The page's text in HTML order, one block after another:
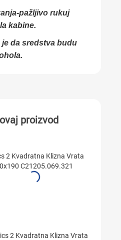
pažljivo rukuj
kabine.
da sredstva budu
proizvod
2 Kvadratna Klizna Vrata
C21205.069.321
2 Kvadratna Klizna Vrata